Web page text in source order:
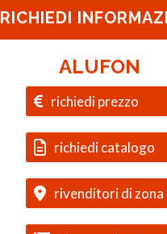
RICHIEDI
ALUFON
richiedi prezzo
richiedi catalogo
rivenditori di zona